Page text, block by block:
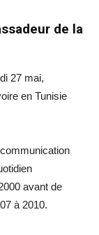
de la
27 mai,
en Tunisie
avant de
à 2010.